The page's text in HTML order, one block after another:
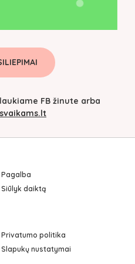
FB žinute arba
Pagalba
Siūlyk daiktą
Privatumo politika
Slapukų nustatymai